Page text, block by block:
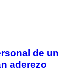
de un
aderezo